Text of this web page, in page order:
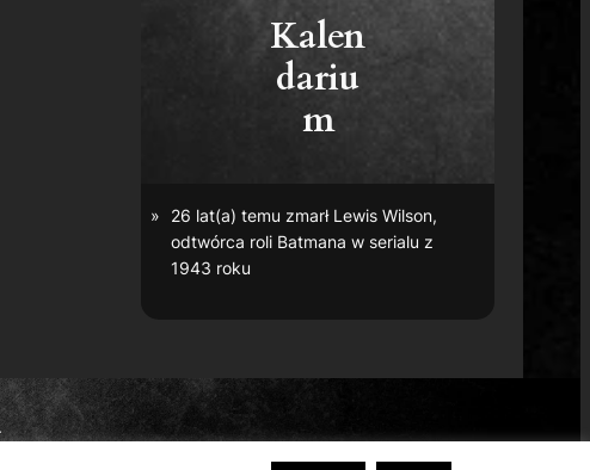
Kalen
dariu
m
26 lat(a) temu zmarł Lewis Wilson,
odtwórca roli Batmana w serialu z
1943 roku